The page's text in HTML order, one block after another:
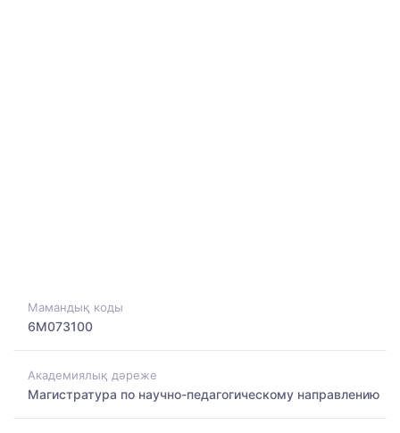
Мамандық коды
6M073100
Академиялық дәреже
Магистратура по научно-педагогическому направлению